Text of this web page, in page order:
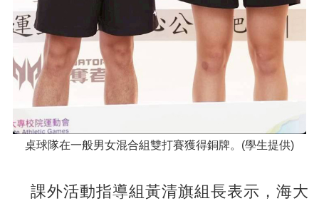
桌球隊在一般男女混合組雙打賽獲得銅牌。(學生提供)
課外活動指導組黃清旗組長表示，海大